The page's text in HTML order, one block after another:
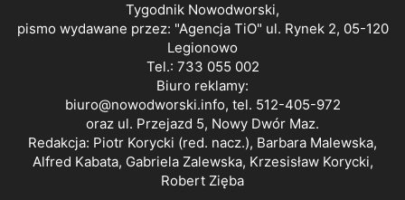
Tygodnik Nowodworski,
pismo wydawane przez: "Agencja TiO" ul. Rynek 2, 05-120
Legionowo
Tel.: 733 055 002
Biuro reklamy:
biuro@nowodworski.info, tel. 512-405-972
oraz ul. Przejazd 5, Nowy Dwór Maz.
Redakcja: Piotr Korycki (red. nacz.), Barbara Malewska,
Alfred Kabata, Gabriela Zalewska, Krzesisław Korycki,
Robert Zięba